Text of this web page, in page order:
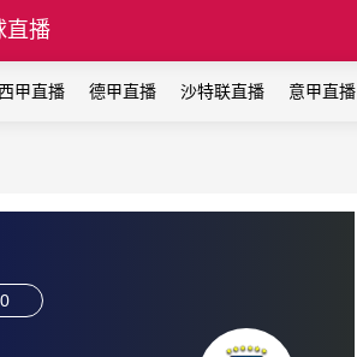
直播
甲直播 德甲直播 沙特联直播 意甲直播